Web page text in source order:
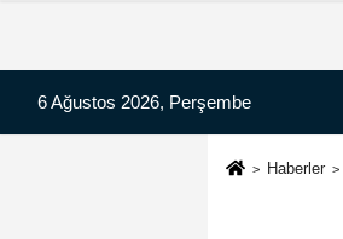
6 Ağustos 2026, Perşembe
Haberler